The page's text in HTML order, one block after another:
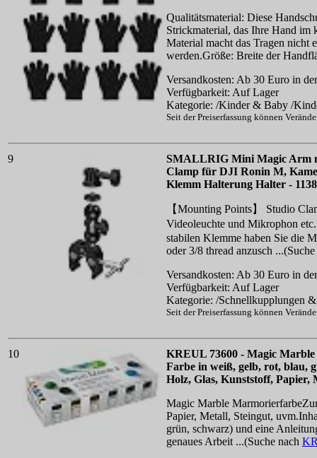
Qualitätsmaterial: Diese
Strickmaterial, das Ihre Hand im
Material macht das Tragen nicht
werden.Größe: Breite der
Versandkosten: Ab 30 Euro in
Verfügbarkeit: Auf Lager
Kategorie: /Kinder & Baby /
Seit der Preiserfassung können
9
SMALLRIG Mini Magic Arm
Clamp für DJI Ronin M,
Klemm Halterung Halter - 1138
【Mounting Points】 Studio
Videoleuchte und Mikrophon
stabilen Klemme haben Sie die
oder 3/8 thread anzusch
Versandkosten: Ab 30 Euro in
Verfügbarkeit: Auf Lager
Kategorie: /Schnellkupplungen
Seit der Preiserfassung können
10
KREUL 73600 - Magic
Farbe in weiß, gelb, rot, blau,
Holz, Glas, Kunststoff, Papier,
Magic Marble
Papier, Metall, Steingut,
grün, schwarz) und eine
genaues Arbeit ...(Suche nach